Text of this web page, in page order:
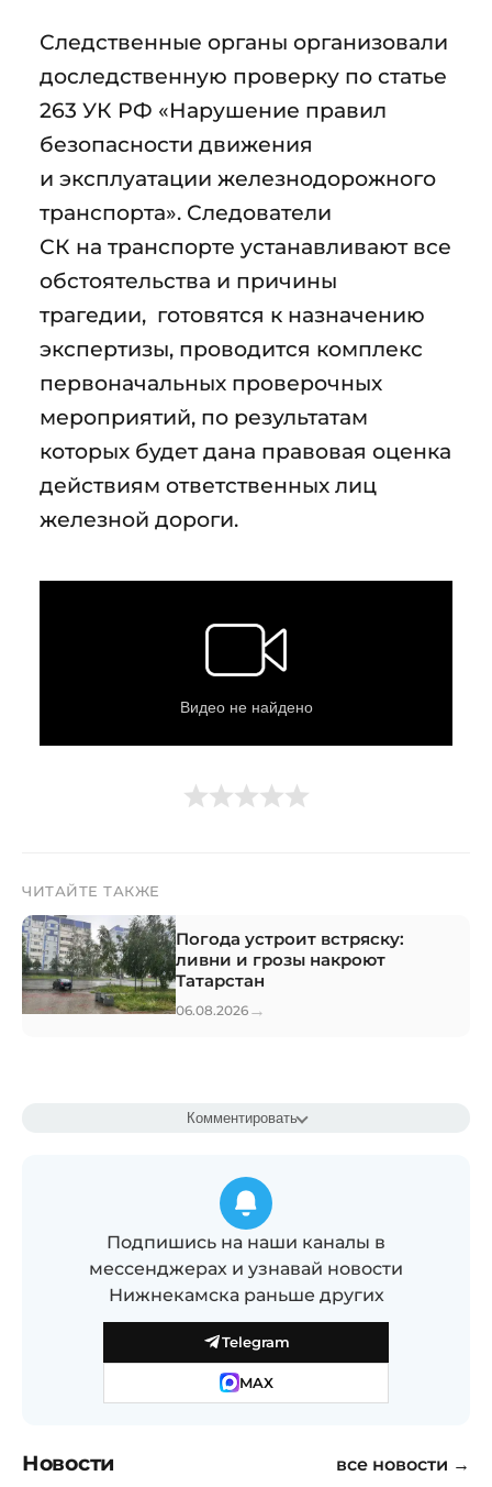
Следственные органы организовали
доследственную проверку по статье
263 УК РФ «Нарушение правил
безопасности движения
и эксплуатации железнодорожного
транспорта». Следователи
СК на транспорте устанавливают все
обстоятельства и причины
трагедии, готовятся к назначению
экспертизы, проводится комплекс
первоначальных проверочных
мероприятий, по результатам
которых будет дана правовая оценка
действиям ответственных лиц
железной дороги.
ЧИТАЙТЕ ТАКЖЕ
Погода устроит встряску:
ливни и грозы накроют
Татарстан
06.08.2026 →
Комментировать
Подпишись на наши каналы в
мессенджерах и узнавай новости
Нижнекамска раньше других
Telegram
MAX
Новости все новости →